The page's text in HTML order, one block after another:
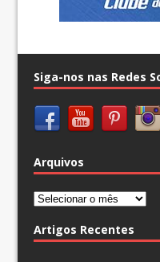
Siga-nos nas Redes
Arquivos
Arquivos
Artigos Recentes